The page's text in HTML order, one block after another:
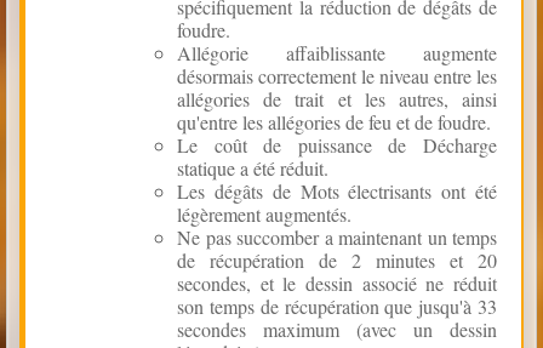
spécifiquement la réduction de dégâts de
foudre.
Allégorie affaiblissante augmente
désormais correctement le niveau entre les
allégories de trait et les autres, ainsi
qu'entre les allégories de feu et de foudre.
Le coût de puissance de Décharge
statique a été réduit.
Les dégâts de Mots électrisants ont été
légèrement augmentés.
Ne pas succomber a maintenant un temps
de récupération de 2 minutes et 20
secondes, et le dessin associé ne réduit
son temps de récupération que jusqu'à 33
secondes maximum (avec un dessin